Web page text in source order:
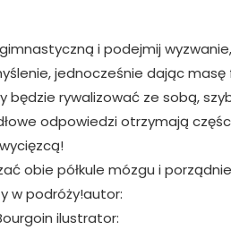
i podejmij
jednocześnie dając masę
będzie rywalizować ze sobą,
odpowiedzi otrzymają
obie półkule mózgu i
w podróży!autor:
ilustrator: